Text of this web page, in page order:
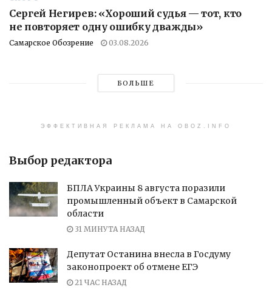
Сергей Негирев: «Хороший судья — тот, кто
не повторяет одну ошибку дважды»
Самарское Обозрение 03.08.2026
БОЛЬШЕ
ЭФФЕКТИВНАЯ РЕКЛАМА НА OBOZ.INFO
Выбор редактора
БПЛА Украины 8 августа поразили
промышленный объект в Самарской
области
31 МИНУТА НАЗАД
Депутат Останина внесла в Госдуму
законопроект об отмене ЕГЭ
21 ЧАС НАЗАД